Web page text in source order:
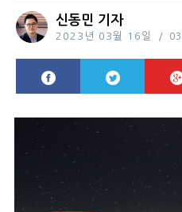
신동민 기자
2023년 03월 16일